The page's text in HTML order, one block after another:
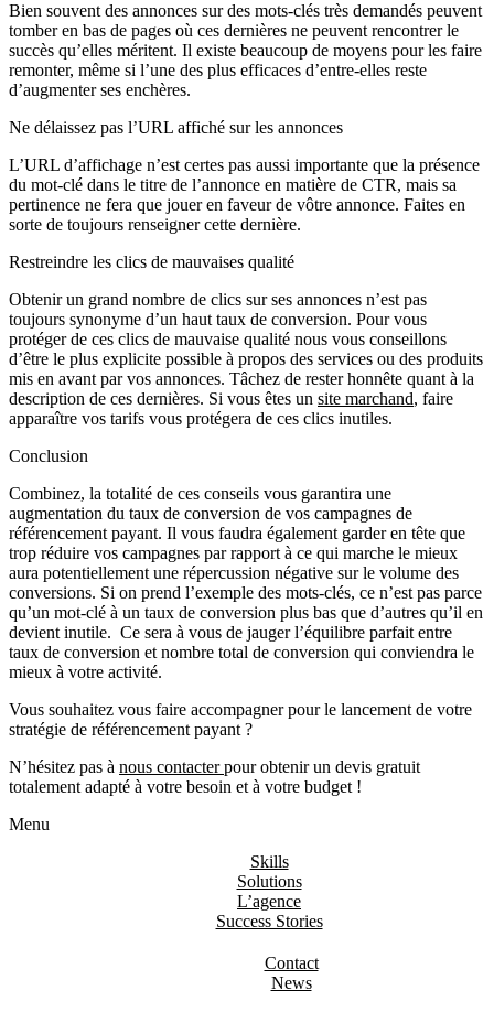
Bien souvent des annonces sur des mots-clés très demandés peuvent
tomber en bas de pages où ces dernières ne peuvent rencontrer le
succès qu’elles méritent. Il existe beaucoup de moyens pour les faire
remonter, même si l’une des plus efficaces d’entre-elles reste
d’augmenter ses enchères.
Ne délaissez pas l’URL affiché sur les annonces
L’URL d’affichage n’est certes pas aussi importante que la présence
du mot-clé dans le titre de l’annonce en matière de CTR, mais sa
pertinence ne fera que jouer en faveur de vôtre annonce. Faites en
sorte de toujours renseigner cette dernière.
Restreindre les clics de mauvaises qualité
Obtenir un grand nombre de clics sur ses annonces n’est pas
toujours synonyme d’un haut taux de conversion. Pour vous
protéger de ces clics de mauvaise qualité nous vous conseillons
d’être le plus explicite possible à propos des services ou des produits
mis en avant par vos annonces. Tâchez de rester honnête quant à la
description de ces dernières. Si vous êtes un site marchand, faire
apparaître vos tarifs vous protégera de ces clics inutiles.
Conclusion
Combinez, la totalité de ces conseils vous garantira une
augmentation du taux de conversion de vos campagnes de
référencement payant. Il vous faudra également garder en tête que
trop réduire vos campagnes par rapport à ce qui marche le mieux
aura potentiellement une répercussion négative sur le volume des
conversions. Si on prend l’exemple des mots-clés, ce n’est pas parce
qu’un mot-clé à un taux de conversion plus bas que d’autres qu’il en
devient inutile. Ce sera à vous de jauger l’équilibre parfait entre
taux de conversion et nombre total de conversion qui conviendra le
mieux à votre activité.
Vous souhaitez vous faire accompagner pour le lancement de votre
stratégie de référencement payant ?
N’hésitez pas à nous contacterpour obtenir un devis gratuit
totalement adapté à votre besoin et à votre budget !
Menu
Skills
Solutions
L’agence
Success Stories
Contact
News